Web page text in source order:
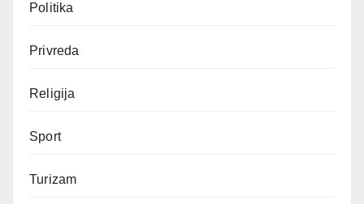
Politika
Privreda
Religija
Sport
Turizam